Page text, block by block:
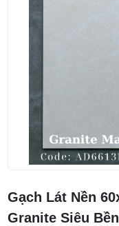
Gạch Lát Nền
Granite Siêu Bền